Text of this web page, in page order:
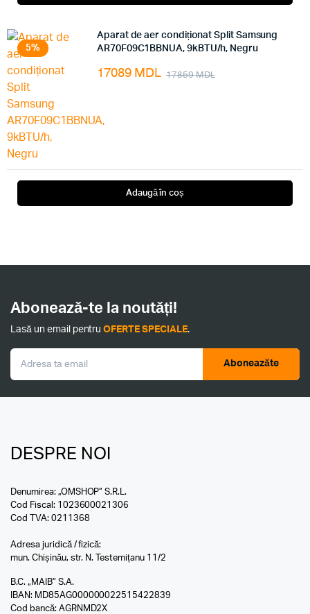
5%
Aparat de aer condiționat Split Samsung
AR70F09C1BBNUA, 9kBTU/h, Negru
17859MDL
17089 MDL
Adaugă în coș
Abonează-te la noutăți!
Lasă un email pentruOFERTE SPECIALE.
Aboneazăte
DESPRE NOI
Denumirea: „OMSHOP” S.R.L.
Cod Fiscal: 1023600021306
Cod TVA: 0211368
Adresa juridică / fizică:
mun. Chișinău, str. N. Testemițanu 11/2
B.C. „MAIB” S.A.
IBAN: MD85AG000000022515422839
Cod bancă: AGRNMD2X